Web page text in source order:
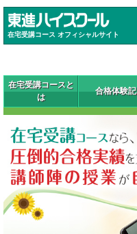
在宅受講コース オフィシャルサイト
在宅受講コースと
は
合格体験記